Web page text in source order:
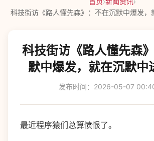
科技街访《路人懂先森》：不在沉默中爆发，
科技街访《路人懂先森
默中爆发，就在沉默中
发布时间：2026-05-07
最近程序猿们总算愤恨了。